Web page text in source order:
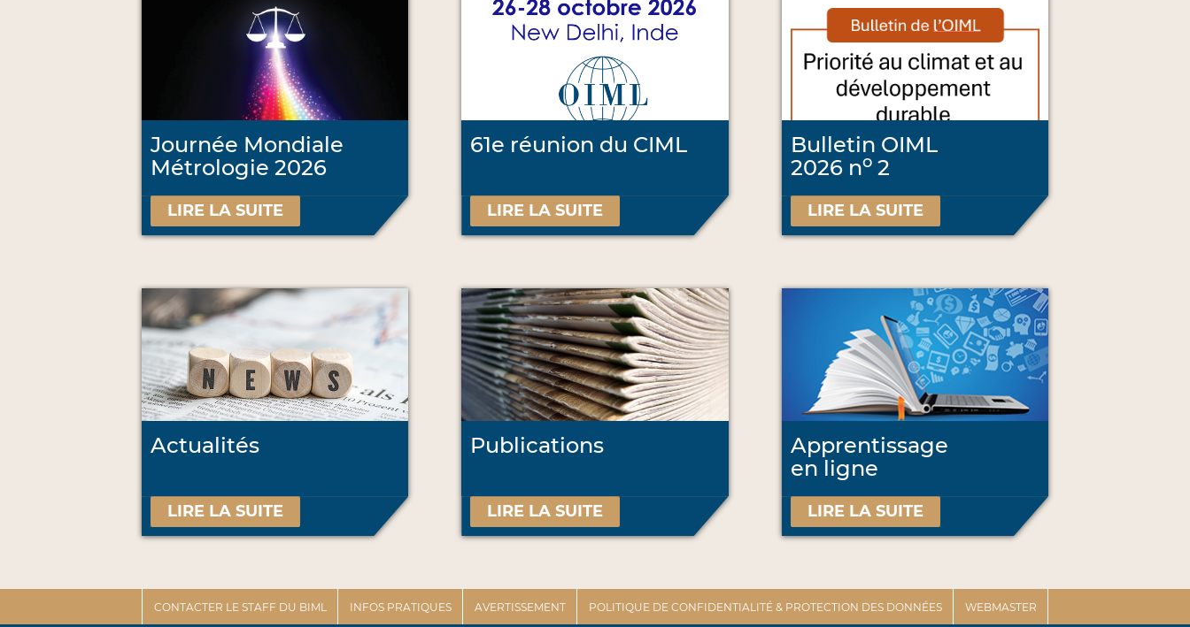
Journée Mondiale
Métrologie 2026
LIRE LA SUITE
61e réunion du CIML
LIRE LA SUITE
Bulletin OIML
2026 no2
LIRE LA SUITE
Actualités
LIRE LA SUITE
Publications
LIRE LA SUITE
Apprentissage
en ligne
LIRE LA SUITE
CONTACTER LE STAFF DU BIML INFOS PRATIQUES AVERTISSEMENT POLITIQUE DE CONFIDENTIALITÉ & PROTECTION DES DONNÉES WEBMASTER